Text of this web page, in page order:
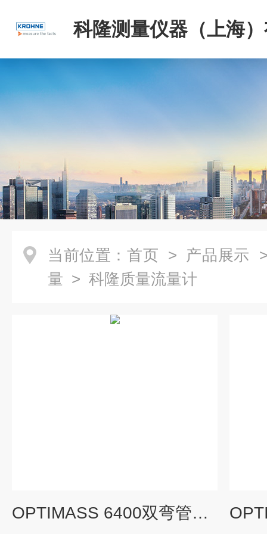
科隆测量仪器（上海
司
当前位置： 首页 > 产品展示
量 > 科隆质量流量计
OPTIMASS 6400双弯管质量流量计